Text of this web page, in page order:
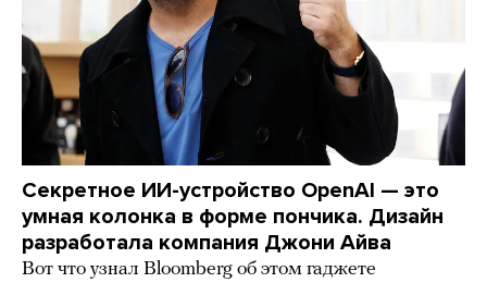
Секретное ИИ-устройство OpenAI — это
умная колонка в форме пончика. Дизайн
разработала компания Джони Айва
Вот что узнал Bloomberg об этом гаджете